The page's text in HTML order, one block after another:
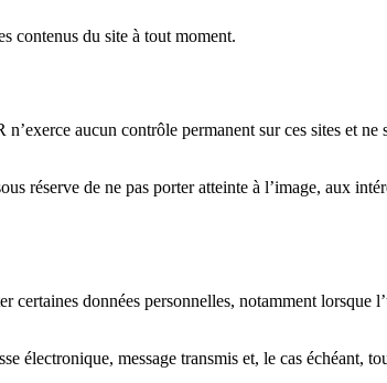
contenus du site à tout moment.
aucun contrôle permanent sur ces sites et
réserve de ne pas porter atteinte à l’image, aux
données personnelles, notamment
électronique, message transmis et, le cas échéant,